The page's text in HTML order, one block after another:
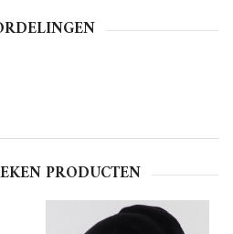
PRODUCTEN